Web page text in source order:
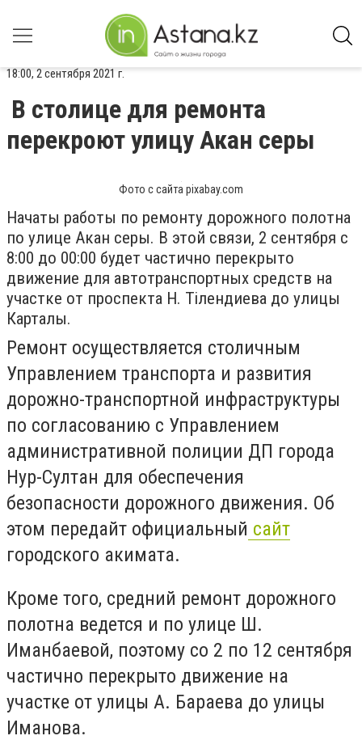
18:00, 2 сентября 2021 г.
В столице для ремонта
перекроют улицу Акан серы
Фото с сайта pixabay.com
Начаты работы по ремонту дорожного полотна
по улице Акан серы. В этой связи, 2 сентября с
8:00 до 00:00 будет частично перекрыто
движение для автотранспортных средств на
участке от проспекта Н. Тiлендиева до улицы
Карталы.
Ремонт осуществляется столичным
Управлением транспорта и развития
дорожно-транспортной инфраструктуры
по согласованию с Управлением
административной полиции ДП города
Нур-Султан для обеспечения
безопасности дорожного движения. Об
этом передайт официальный сайт
городского акимата.
Кроме того, средний ремонт дорожного
полотна ведется и по улице Ш.
Иманбаевой, поэтому со 2 по 12 сентября
частично перекрыто движение на
участке от улицы А. Бараева до улицы
Иманова.